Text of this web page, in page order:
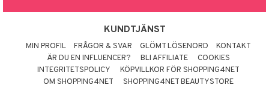
KUNDTJÄNST
MIN PROFIL FRÅGOR & SVAR GLÖMT LÖSENORD
KONTAKT
ÄR DU EN INFLUENCER?
BLI AFFILIATE
COOKIES
INTEGRITETSPOLICY
KÖPVILLKOR FÖR SHOPPING4NET
OM SHOPPING4NET
SHOPPING4NET BEAUTYSTORE